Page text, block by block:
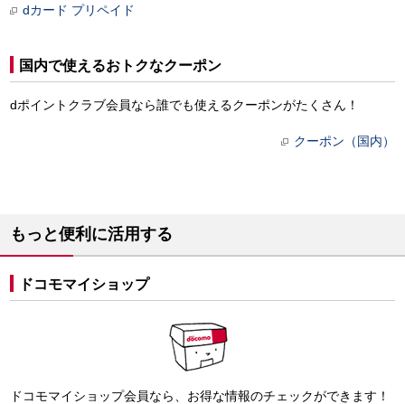
dカード プリペイド
国内で使えるおトクなクーポン
dポイントクラブ会員なら誰でも使えるクーポンがたくさん！
クーポン（国内）
もっと便利に活用する
ドコモマイショップ
ドコモマイショップ会員なら、お得な情報のチェックができます！